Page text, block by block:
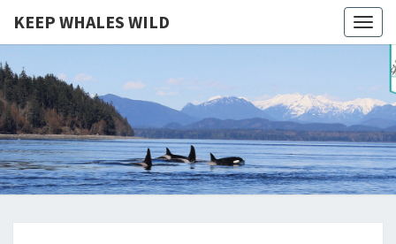
KEEP WHALES WILD
KEEP
WHALES
WILD
Cétacés
Libres